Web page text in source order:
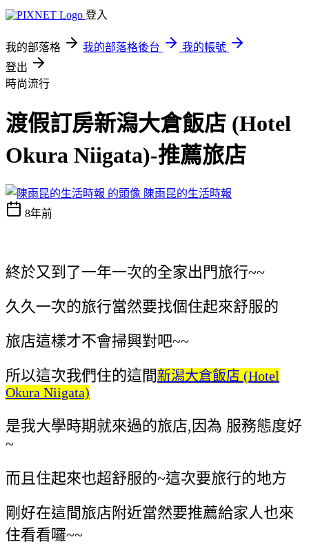
登入
我的部落格 我的部落格後台
我的帳號
登出
時尚流行
渡假訂房新潟大倉飯店 (Hotel
Okura Niigata)-推薦旅店
陳雨昆的生活時報
8年前
終於又到了一年一次的全家出門旅行~~
久久一次的旅行當然要找個住起來舒服的
旅店這樣才不會掃興對吧~~
所以這次我們住的這間新潟大倉飯店 (Hotel
Okura Niigata)
是我大學時期就來過的旅店,因為 服務態度好
~
而且住起來也超舒服的~這次要旅行的地方
剛好在這間旅店附近當然要推薦給家人也來
住看看囉~~